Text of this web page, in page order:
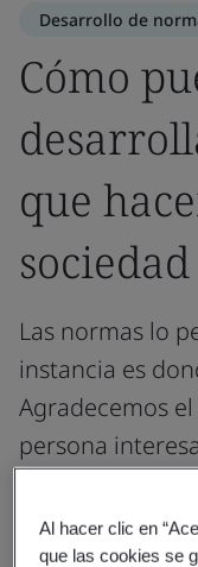
Desarrollo de
Cómo
que
Las normas lo
instancia es
Agradecemos
persona
Al hacer clic en
que las cookies se